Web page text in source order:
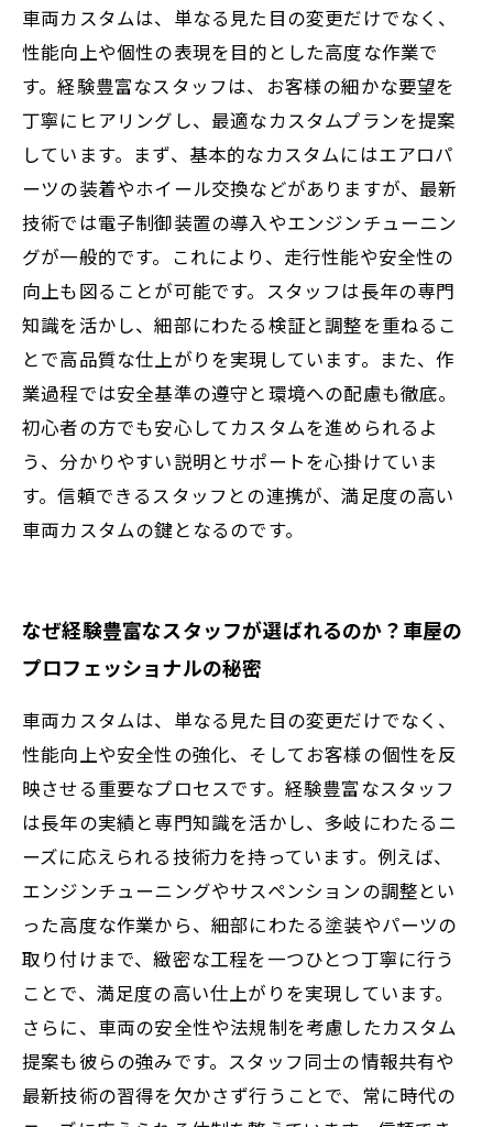
車両カスタムは、単なる見た目の変更だけでなく、
性能向上や個性の表現を目的とした高度な作業で
す。経験豊富なスタッフは、お客様の細かな要望を
丁寧にヒアリングし、最適なカスタムプランを提案
しています。まず、基本的なカスタムにはエアロパ
ーツの装着やホイール交換などがありますが、最新
技術では電子制御装置の導入やエンジンチューニン
グが一般的です。これにより、走行性能や安全性の
向上も図ることが可能です。スタッフは長年の専門
知識を活かし、細部にわたる検証と調整を重ねるこ
とで高品質な仕上がりを実現しています。また、作
業過程では安全基準の遵守と環境への配慮も徹底。
初心者の方でも安心してカスタムを進められるよ
う、分かりやすい説明とサポートを心掛けていま
す。信頼できるスタッフとの連携が、満足度の高い
車両カスタムの鍵となるのです。
なぜ経験豊富なスタッフが選ばれるのか？車屋の
プロフェッショナルの秘密
車両カスタムは、単なる見た目の変更だけでなく、
性能向上や安全性の強化、そしてお客様の個性を反
映させる重要なプロセスです。経験豊富なスタッフ
は長年の実績と専門知識を活かし、多岐にわたるニ
ーズに応えられる技術力を持っています。例えば、
エンジンチューニングやサスペンションの調整とい
った高度な作業から、細部にわたる塗装やパーツの
取り付けまで、緻密な工程を一つひとつ丁寧に行う
ことで、満足度の高い仕上がりを実現しています。
さらに、車両の安全性や法規制を考慮したカスタム
提案も彼らの強みです。スタッフ同士の情報共有や
最新技術の習得を欠かさず行うことで、常に時代の